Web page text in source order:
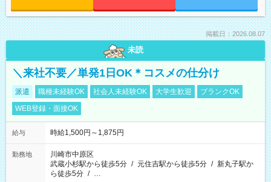
掲載日：2026.08.07
未読
＼来社不要／単発1日OK＊コスメの仕分け
派遣 職種未経験OK 社会人未経験OK 大学生歓迎
ブランクOK
WEB登録・面接OK
給与 時給1,500円～1,875円
勤務地
川崎市中原区
武蔵小杉駅から徒歩5分 / 元住吉駅から徒歩5分 / 新丸子駅か
ら徒歩5分 / …